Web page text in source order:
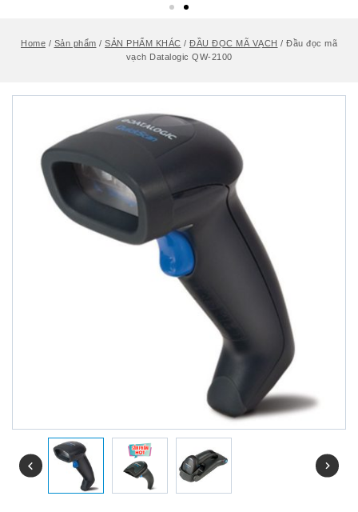
Home / Sản phẩm / SẢN PHẨM KHÁC / ĐẦU ĐỌC MÃ VẠCH / Đầu đọc mã
vạch Datalogic QW-2100